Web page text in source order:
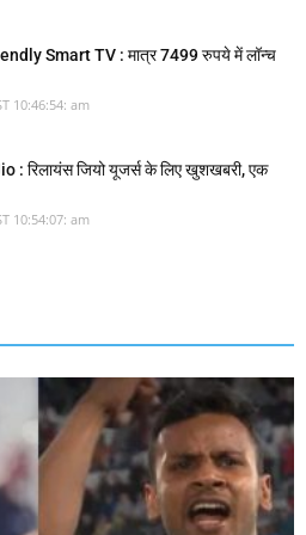
Smart TV : मात्र 7499 रुपये में लॉन्च
10:46:54: am
: रिलायंस जियो यूजर्स के लिए खुशखबरी, एक
10:54:07: am